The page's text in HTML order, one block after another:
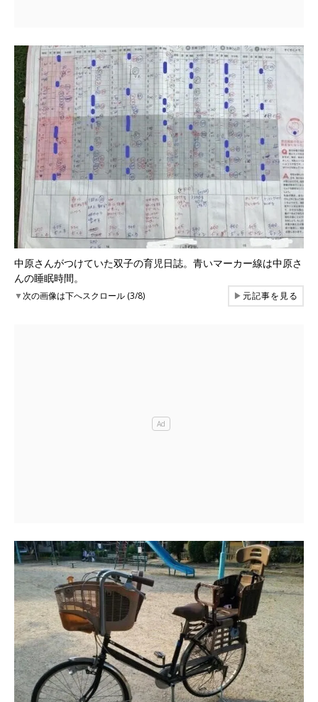
中原さんがつけていた双子の育児日誌。青いマーカー線は中原さ
んの睡眠時間。
▼次の画像は下へスクロール (3/8) ▶元記事を見る